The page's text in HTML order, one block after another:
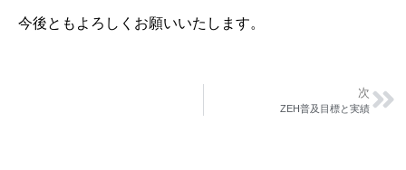
今後ともよろしくお願いいたします。
次
ZEH普及目標と実績